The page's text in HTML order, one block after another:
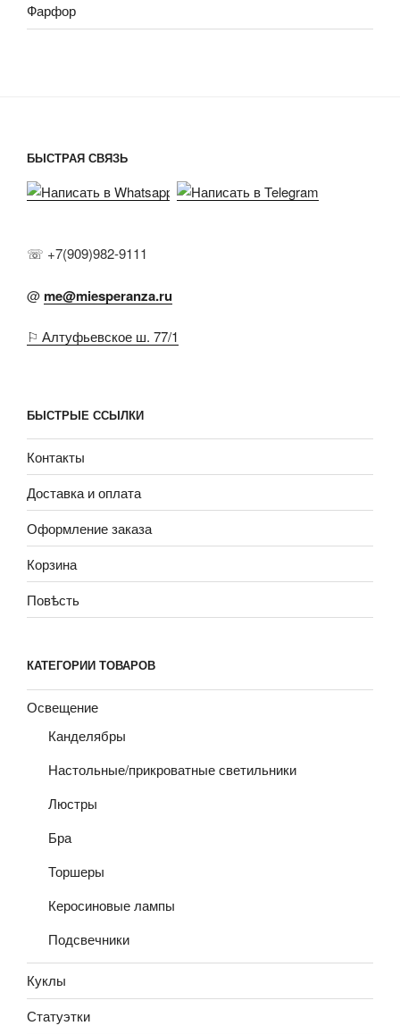
Фарфор
БЫСТРАЯ СВЯЗЬ
☏ +7(909)982-9111
@me@miesperanza.ru
⚐ Алтуфьевское ш. 77/1
БЫСТРЫЕ ССЫЛКИ
Контакты
Доставка и оплата
Оформление заказа
Корзина
Повѣсть
КАТЕГОРИИ ТОВАРОВ
Освещение
Канделябры
Настольные/прикроватные светильники
Люстры
Бра
Торшеры
Керосиновые лампы
Подсвечники
Куклы
Статуэтки